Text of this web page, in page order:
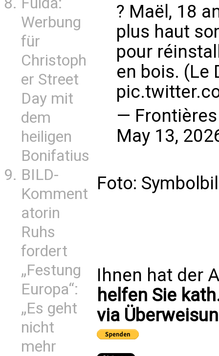
Werbung
für
Christoph
er Street
Day mit
dem
heiligen
Bonifatius
BILD-
Komment
atorin
Ruhs
fordert
„Festung
Europa“:
„Es geht
nicht
mehr
? Maël, 18
plus haut
pour
en bois. (Le
—
May 13,
Foto:
Ihnen hat der
helfen Sie
via